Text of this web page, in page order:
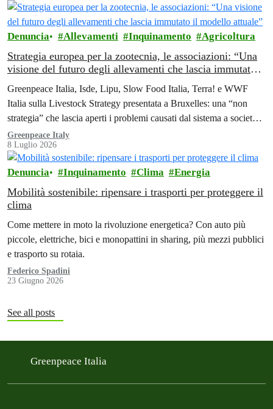
Denuncia Allevamenti Inquinamento Agricoltura
Strategia europea per la zootecnia, le associazioni: “Una
visione del futuro degli allevamenti che lascia immutato il
Greenpeace Italia, Isde, Lipu, Slow Food Italia, Terra! e WWF
Italia sulla Livestock Strategy presentata a Bruxelles: una “non
strategia” che lascia aperti i problemi causati dal sistema a società,
ambiente e salute.
Greenpeace Italy
8 Luglio 2026
Denuncia Inquinamento Clima Energia
Mobilità sostenibile: ripensare i trasporti per proteggere il
clima
Come mettere in moto la rivoluzione energetica? Con auto più
piccole, elettriche, bici e monopattini in sharing, più mezzi pubblici
e trasporto su rotaia.
Federico Spadini
23 Giugno 2026
See all posts
Greenpeace Italia